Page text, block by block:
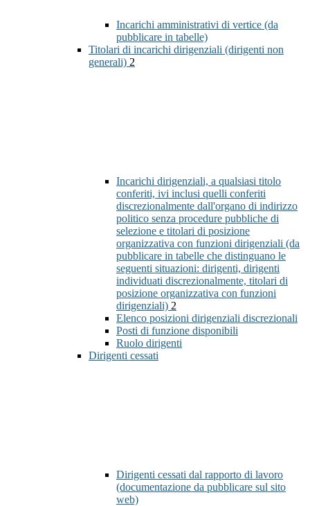
Incarichi amministrativi di vertice (da
pubblicare in tabelle)
Titolari di incarichi dirigenziali (dirigenti non
generali) 2
Incarichi dirigenziali, a qualsiasi titolo
conferiti, ivi inclusi quelli conferiti
discrezionalmente dall'organo di indirizzo
politico senza procedure pubbliche di
selezione e titolari di posizione
organizzativa con funzioni dirigenziali (da
pubblicare in tabelle che distinguano le
seguenti situazioni: dirigenti, dirigenti
individuati discrezionalmente, titolari di
posizione organizzativa con funzioni
dirigenziali) 2
Elenco posizioni dirigenziali discrezionali
Posti di funzione disponibili
Ruolo dirigenti
Dirigenti cessati
Dirigenti cessati dal rapporto di lavoro
(documentazione da pubblicare sul sito
web)